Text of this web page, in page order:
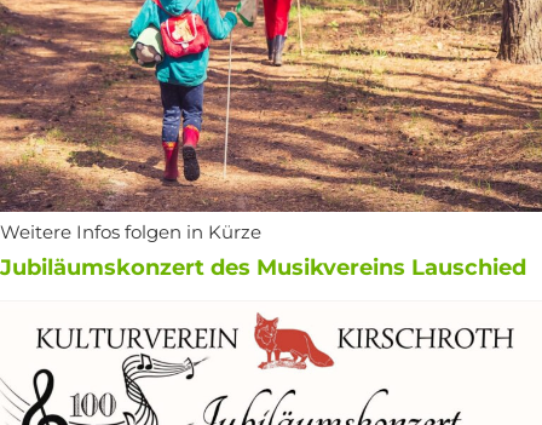
Weitere Infos folgen in Kürze
Jubiläumskonzert des Musikvereins Lauschied